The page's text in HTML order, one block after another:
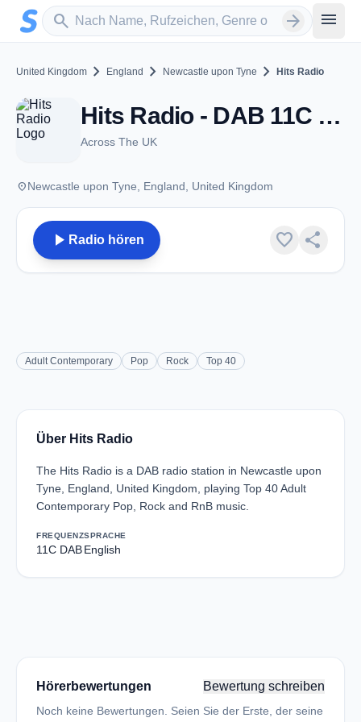
Zum Hauptinhalt springen
search
Sender suchen arrow_forward menu
United Kingdom chevron_right England chevron_right Newcastle upon Tyne chevron_right Hits Radio
Hits Radio - DAB 11C - Newcastle upon Tyne
Across The UK
placeNewcastle upon Tyne, England, United Kingdom
play_arrow Radio hören favorite share
Adult Contemporary Pop Rock Top 40
Über Hits Radio
The Hits Radio is a DAB radio station in Newcastle upon
Tyne, England, United Kingdom, playing Top 40 Adult
Contemporary Pop, Rock and RnB music.
FREQUENZ
11C DAB
SPRACHE
English
Hörerbewertungen Bewertung schreiben
Noch keine Bewertungen. Seien Sie der Erste, der seine